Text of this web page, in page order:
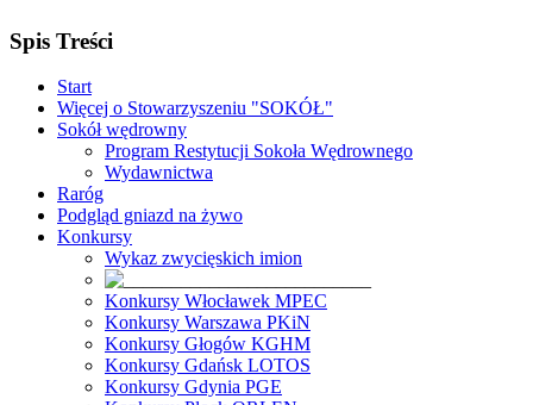
Spis Treści
Start
Więcej o Stowarzyszeniu "SOKÓŁ"
Sokół wędrowny
Program Restytucji Sokoła Wędrownego
Wydawnictwa
Raróg
Podgląd gniazd na żywo
Konkursy
Wykaz zwycięskich imion
Konkursy Włocławek MPEC
Konkursy Warszawa PKiN
Konkursy Głogów KGHM
Konkursy Gdańsk LOTOS
Konkursy Gdynia PGE